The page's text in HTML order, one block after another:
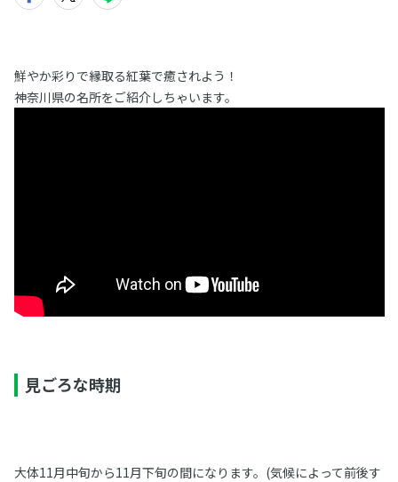
鮮やか彩りで縁取る紅葉で癒されよう！
神奈川県の名所をご紹介しちゃいます。
見ごろな時期
大体11月中旬から11月下旬の間になります。(気候によって前後す